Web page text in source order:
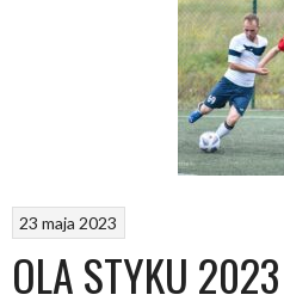
2023
terminarz
czerwca
23 maja 2023
OLA STYKU